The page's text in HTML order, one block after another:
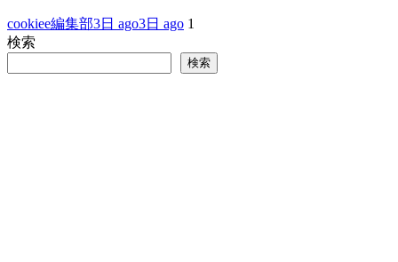
cookiee編集部3日 ago3日 ago 1
検索
検索